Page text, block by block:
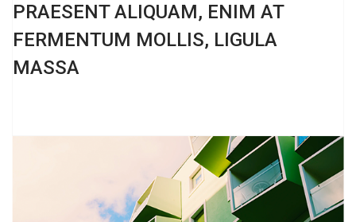
PRAESENT ALIQUAM, ENIM AT
FERMENTUM MOLLIS, LIGULA
MASSA